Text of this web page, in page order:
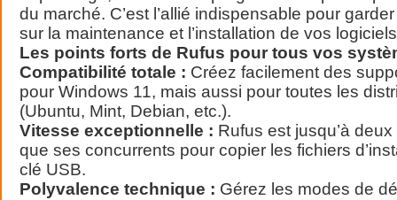
du marché. C’est l’allié indispensable pour
sur la maintenance et l’installation de vos
Les points forts de Rufus pour tous vos
Compatibilité totale : Créez facilement des
pour Windows 11, mais aussi pour toutes les
(Ubuntu, Mint, Debian, etc.).
Vitesse exceptionnelle : Rufus est jusqu’à
que ses concurrents pour copier les fichiers
clé USB.
Polyvalence technique : Gérez les modes de